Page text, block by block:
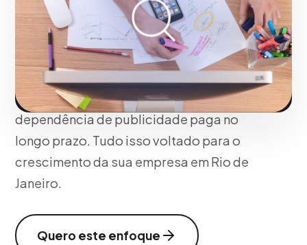
buscamos apenas a primeira página do
Google, estruturamos funis de conteúdo
onde cada visita atraída pelo SEO
transacional se alinha diretamente com
seus funis de vendas, reduzindo sua
dependência de publicidade paga no
longo prazo. Tudo isso voltado para o
crescimento da sua empresa em Rio de
Janeiro.
Quero este enfoque